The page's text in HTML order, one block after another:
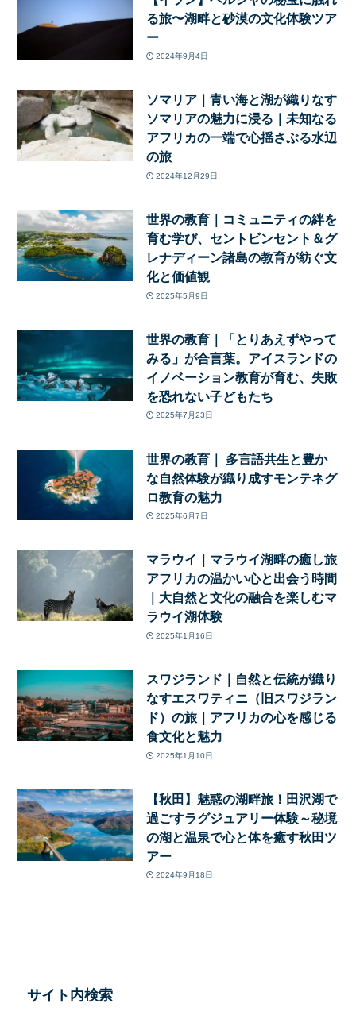
る旅〜湖畔と砂漠の文化体験ツア
ー
2024年9月4日
ソマリア｜青い海と湖が織りなす
ソマリアの魅力に浸る｜未知なる
アフリカの一端で心揺さぶる水辺
の旅
2024年12月29日
世界の教育｜コミュニティの絆を
育む学び、セントビンセント＆グ
レナディーン諸島の教育が紡ぐ文
化と価値観
2025年5月9日
世界の教育｜「とりあえずやって
みる」が合言葉。アイスランドの
イノベーション教育が育む、失敗
を恐れない子どもたち
2025年7月23日
世界の教育｜ 多言語共生と豊か
な自然体験が織り成すモンテネグ
ロ教育の魅力
2025年6月7日
マラウイ｜マラウイ湖畔の癒し旅
アフリカの温かい心と出会う時間
｜大自然と文化の融合を楽しむマ
ラウイ湖体験
2025年1月16日
スワジランド｜自然と伝統が織り
なすエスワティニ（旧スワジラン
ド）の旅｜アフリカの心を感じる
食文化と魅力
2025年1月10日
【秋田】魅惑の湖畔旅！田沢湖で
過ごすラグジュアリー体験～秘境
の湖と温泉で心と体を癒す秋田ツ
アー
2024年9月18日
サイト内検索